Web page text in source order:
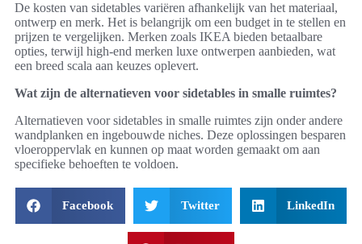
De kosten van sidetables variëren afhankelijk van het materiaal,
ontwerp en merk. Het is belangrijk om een budget in te stellen en
prijzen te vergelijken. Merken zoals IKEA bieden betaalbare
opties, terwijl high-end merken luxe ontwerpen aanbieden, wat
een breed scala aan keuzes oplevert.
Wat zijn de alternatieven voor sidetables in smalle ruimtes?
Alternatieven voor sidetables in smalle ruimtes zijn onder andere
wandplanken en ingebouwde niches. Deze oplossingen besparen
vloeroppervlak en kunnen op maat worden gemaakt om aan
specifieke behoeften te voldoen.
Facebook Twitter LinkedIn